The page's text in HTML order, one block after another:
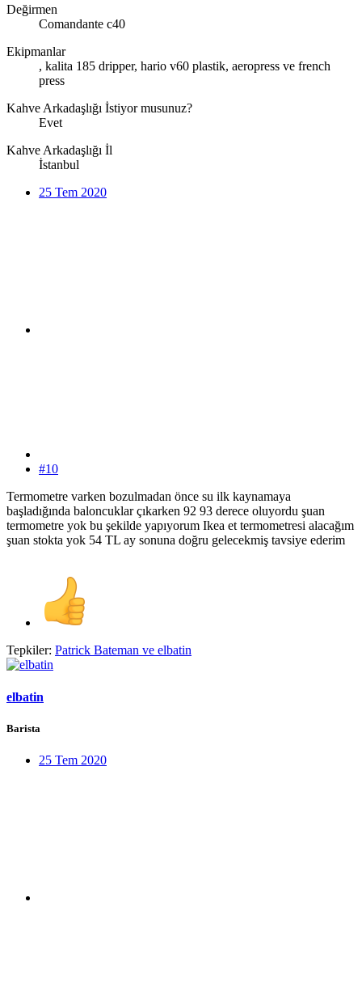
Değirmen
Comandante c40
Ekipmanlar
, kalita 185 dripper, hario v60 plastik, aeropress ve french
press
Kahve Arkadaşlığı İstiyor musunuz?
Evet
Kahve Arkadaşlığı İl
İstanbul
25 Tem 2020
#10
Termometre varken bozulmadan önce su ilk kaynamaya
başladığında baloncuklar çıkarken 92 93 derece oluyordu şuan
termometre yok bu şekilde yapıyorum Ikea et termometresi alacağım
şuan stokta yok 54 TL ay sonuna doğru gelecekmiş tavsiye ederim
Tepkiler: Patrick Bateman ve elbatin
elbatin
Barista
25 Tem 2020